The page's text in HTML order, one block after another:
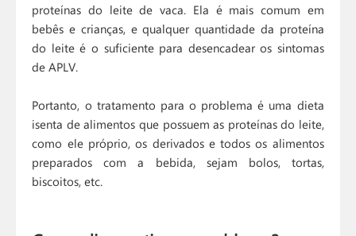
proteínas do leite de vaca. Ela é mais comum em
bebês e crianças, e qualquer quantidade da proteína
do leite é o suficiente para desencadear os sintomas
de APLV.
Portanto, o tratamento para o problema é uma dieta
isenta de alimentos que possuem as proteínas do leite,
como ele próprio, os derivados e todos os alimentos
preparados com a bebida, sejam bolos, tortas,
biscoitos, etc.